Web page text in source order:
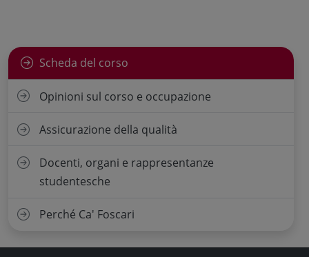
Scheda del corso
Opinioni sul corso e occupazione
Assicurazione della qualità
Docenti, organi e rappresentanze
studentesche
Perché Ca' Foscari